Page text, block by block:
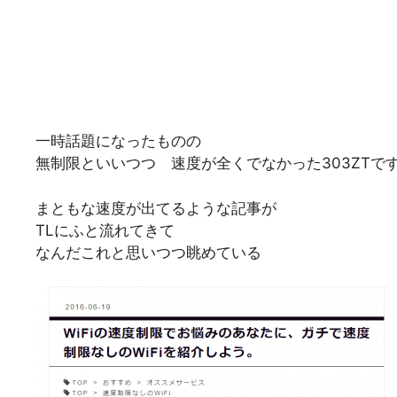
一時話題になったものの
無制限といいつつ 速度が全くでなかった303ZTで
まともな速度が出てるような記事が
TLにふと流れてきて
なんだこれと思いつつ眺めている